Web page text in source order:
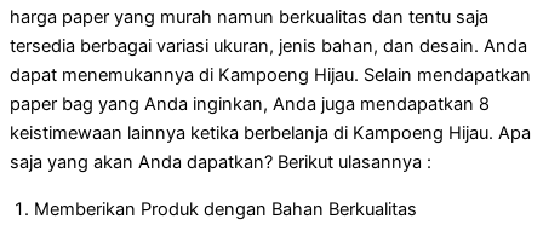
harga paper yang murah namun berkualitas dan tentu saja
tersedia berbagai variasi ukuran, jenis bahan, dan desain. Anda
dapat menemukannya di Kampoeng Hijau. Selain mendapatkan
paper bag yang Anda inginkan, Anda juga mendapatkan 8
keistimewaan lainnya ketika berbelanja di Kampoeng Hijau. Apa
saja yang akan Anda dapatkan? Berikut ulasannya :
Memberikan Produk dengan Bahan Berkualitas